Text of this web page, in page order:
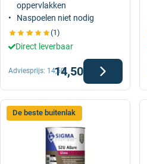
oppervlakken
Naspoelen niet nodig
(1)
Direct leverbaar
14,50
Adviesprijs: 14,50
De beste buitenlak